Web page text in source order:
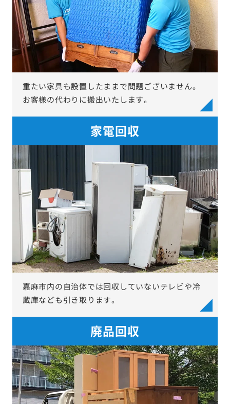
重たい家具も設置したままで問題ございません。
お客様の代わりに搬出いたします。
家電回収
嘉麻市内の自治体では回収していないテレビや冷
蔵庫なども引き取ります。
廃品回収